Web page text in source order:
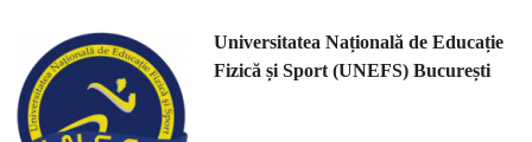
Universitatea Națională de Educație
Fizică și Sport (UNEFS) București